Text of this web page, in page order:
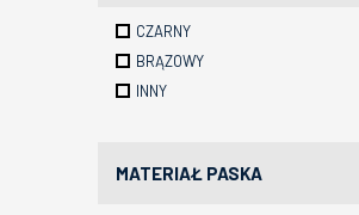
CZARNY
BRĄZOWY
INNY
MATERIAŁ PASKA